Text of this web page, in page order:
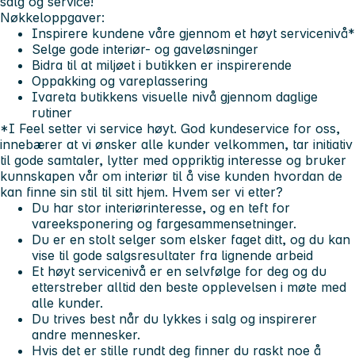
Nøkkeloppgaver:
Inspirere kundene våre gjennom et høyt servicenivå*
Selge gode interiør- og gaveløsninger
Bidra til at miljøet i butikken er inspirerende
Oppakking og vareplassering
Ivareta butikkens visuelle nivå gjennom daglige
rutiner
*I Feel setter vi service høyt. God kundeservice for oss,
innebærer at vi ønsker alle kunder velkommen, tar initiativ
til gode samtaler, lytter med oppriktig interesse og bruker
kunnskapen vår om interiør til å vise kunden hvordan de
kan finne sin stil til sitt hjem. Hvem ser vi etter?
Du har stor interiørinteresse, og en teft for
vareeksponering og fargesammensetninger.
Du er en stolt selger som elsker faget ditt, og du kan
vise til gode salgsresultater fra lignende arbeid
Et høyt servicenivå er en selvfølge for deg og du
etterstreber alltid den beste opplevelsen i møte med
alle kunder.
Du trives best når du lykkes i salg og inspirerer
andre mennesker.
Hvis det er stille rundt deg finner du raskt noe å